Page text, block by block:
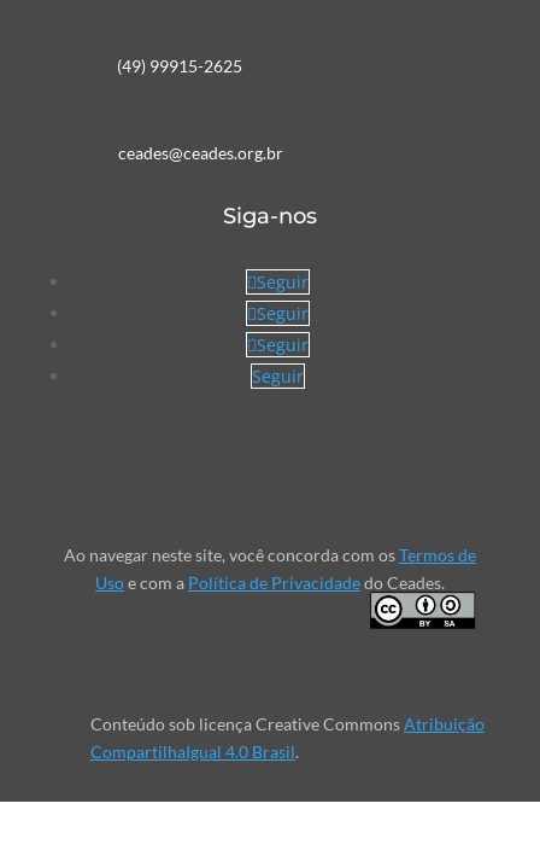
(49) 99915-2625
ceades@ceades.org.br
Siga-nos
Seguir
Seguir
Seguir
Seguir
Ao navegar neste site, você concorda com osTermos de
Usoe com a Política de Privacidadedo Ceades.
Conteúdo sob licença Creative CommonsAtribuição
CompartilhaIgual 4.0 Brasil.